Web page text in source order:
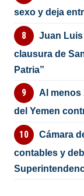
sexo y deja
Juan
clausura de
Patria”
Al menos
del Yemen
Cámara
contables y